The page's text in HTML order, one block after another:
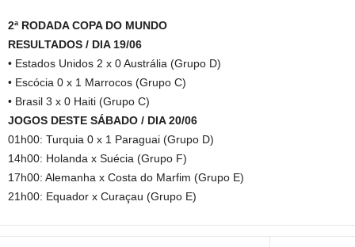
2ª RODADA COPA DO MUNDO
RESULTADOS / DIA 19/06
• Estados Unidos 2 x 0 Austrália (Grupo D)
• Escócia 0 x 1 Marrocos (Grupo C)
• Brasil 3 x 0 Haiti (Grupo C)
JOGOS DESTE SÁBADO / DIA 20/06
01h00: Turquia 0 x 1 Paraguai (Grupo D)
14h00: Holanda x Suécia (Grupo F)
17h00: Alemanha x Costa do Marfim (Grupo E)
21h00: Equador x Curaçau (Grupo E)